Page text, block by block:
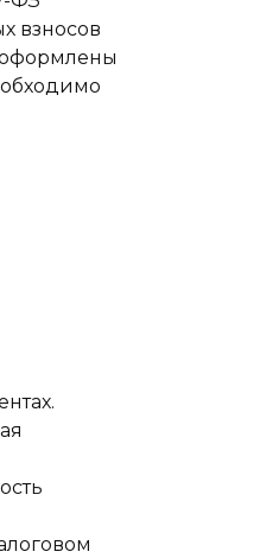
взносов
оформлены